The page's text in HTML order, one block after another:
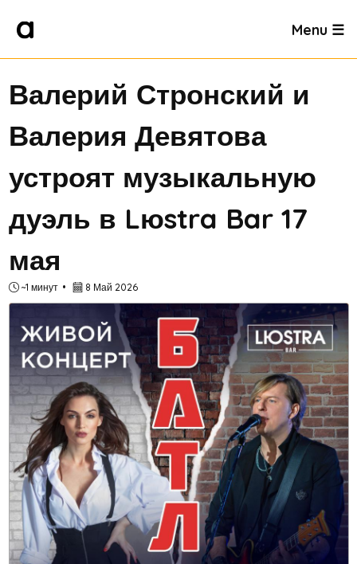
Menu ☰
Валерий Стронский и
Валерия Девятова
устроят музыкальную
дуэль в Lюstra Bar 17
мая
~1 минут 8 Май 2026